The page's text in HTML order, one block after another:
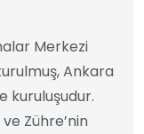
Merkezi
Ankara
kuruluşudur.
Zühre’nin